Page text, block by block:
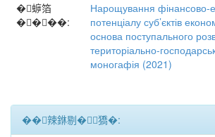
�蝷箔
����:
Нарощування фінансово-
потенціалу суб’єктів
основа поступального
територіально-
моногафія (2021)
��辣銝剔�﹝獢�: